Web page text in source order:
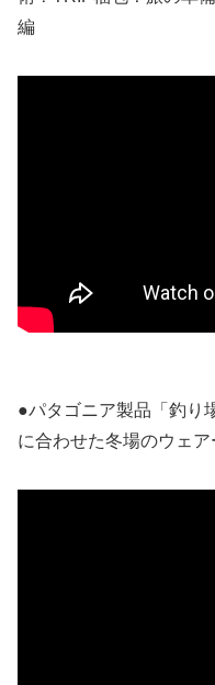
編
●パタゴニア製品「釣り
に合わせた冬場のウェア